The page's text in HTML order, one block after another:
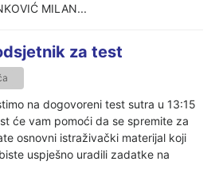
MILAN...
za test
na dogovoreni test sutra u 13:15
će vam pomoći da se spremite za
osnovni istraživački materijal koji
uspješno uradili zadatke na